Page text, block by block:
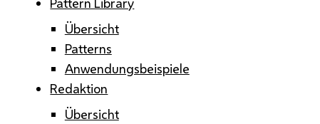
Übersicht
Patterns
Anwendungsbeispiele
Redaktion
Übersicht